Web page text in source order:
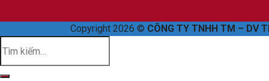
Copyright 2026 © CÔNG TY TNHH TM – DV